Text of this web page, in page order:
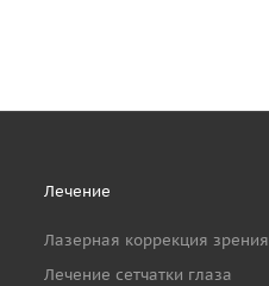
Лечение
Лазерная коррекция зрения
Лечение сетчатки глаза